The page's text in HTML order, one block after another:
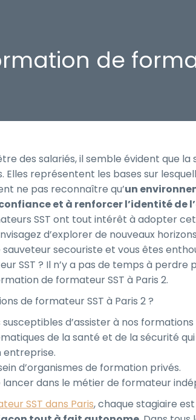
de
des salariés, il semble évident que
représentent les bases sur
ne pas reconnaître qu’un
et à renforcer l’identité de
SST ont tout intérêt à adopter
d’explorer de nouveaux
secouriste et vous êtes
SST ? Il n’y a pas de temps à perdre
de formateur SST à Paris 2.
de formateur SST à Paris 2 ?
d’assister à nos formations
de la santé et de la sécurité
entreprise.
d’organismes de formation privés.
lancer dans le métier de formateur
SST dans Paris, chaque stagiaire est